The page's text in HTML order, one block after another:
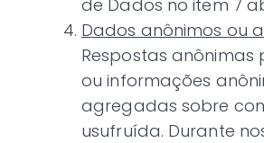
de Dados no item 7
Dados anônimos ou
Respostas anônimas
ou informações
agregadas sobre
usufruída. Durante